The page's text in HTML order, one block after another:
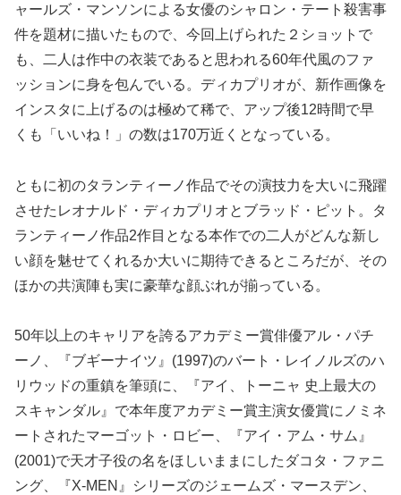
ャールズ・マンソンによる女優のシャロン・テート殺害事
件を題材に描いたもので、今回上げられた２ショットで
も、二人は作中の衣装であると思われる60年代風のファ
ッションに身を包んでいる。ディカプリオが、新作画像を
インスタに上げるのは極めて稀で、アップ後12時間で早
くも「いいね！」の数は170万近くとなっている。
ともに初のタランティーノ作品でその演技力を大いに飛躍
させたレオナルド・ディカプリオとブラッド・ピット。タ
ランティーノ作品2作目となる本作での二人がどんな新し
い顔を魅せてくれるか大いに期待できるところだが、その
ほかの共演陣も実に豪華な顔ぶれが揃っている。
50年以上のキャリアを誇るアカデミー賞俳優アル・パチ
ーノ、『ブギーナイツ』(1997)のバート・レイノルズのハ
リウッドの重鎮を筆頭に、『アイ、トーニャ 史上最大の
スキャンダル』で本年度アカデミー賞主演女優賞にノミネ
ートされたマーゴット・ロビー、『アイ・アム・サム』
(2001)で天才子役の名をほしいままにしたダコタ・ファニ
ング、『X-MEN』シリーズのジェームズ・マースデン、